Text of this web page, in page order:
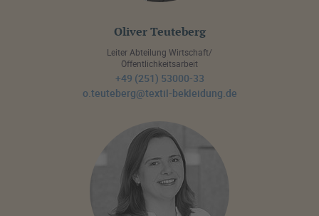
Oliver Teuteberg
Leiter Abteilung Wirtschaft/
Öffentlichkeitsarbeit
+49 (251) 53000-33
o.teuteberg@textil-bekleidung.de